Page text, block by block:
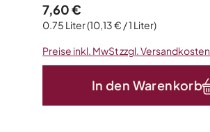
0.75 Liter(10,13 € / 1 Liter)
Regulärer Preis:
7,60 €
Preise inkl. MwSt zzgl. Versandkosten
In den Warenkorb